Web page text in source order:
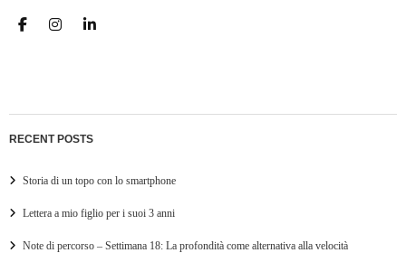
RECENT POSTS
Storia di un topo con lo smartphone
Lettera a mio figlio per i suoi 3 anni
Note di percorso – Settimana 18: La profondità come alternativa alla velocità